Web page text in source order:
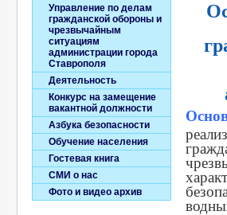
Управление по делам
гражданской обороны и
чрезвычайным
ситуациям
администрации города
Ставрополя
Деятельность
Конкурс на замещение
вакантной должности
Азбука безопасности
Обучение населения
Гостевая книга
СМИ о нас
Фото и видео архив